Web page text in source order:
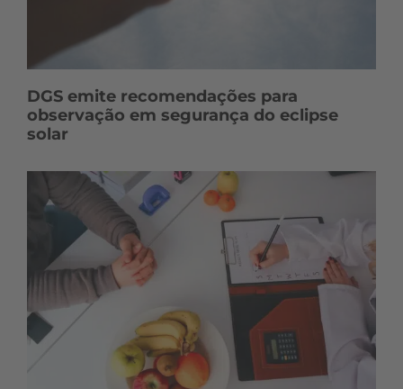
DGS emite recomendações para
observação em segurança do eclipse
solar